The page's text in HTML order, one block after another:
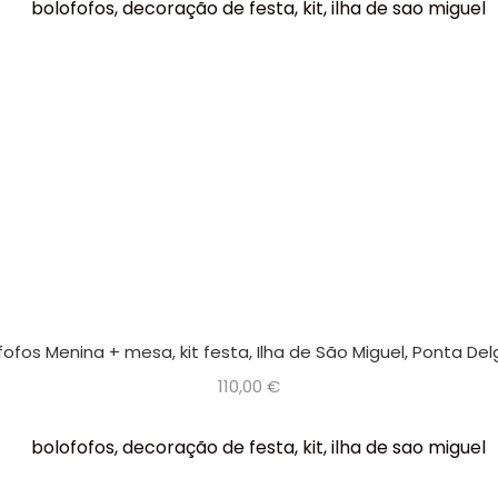
Menina + mesa, kit festa, Ilha de São Miguel, Ponta
110,00 €